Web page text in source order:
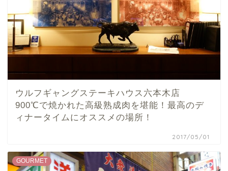
ウルフギャングステーキハウス六本木店
900℃で焼かれた高級熟成肉を堪能！最高のデ
ィナータイムにオススメの場所！
2017/05/01
GOURMET